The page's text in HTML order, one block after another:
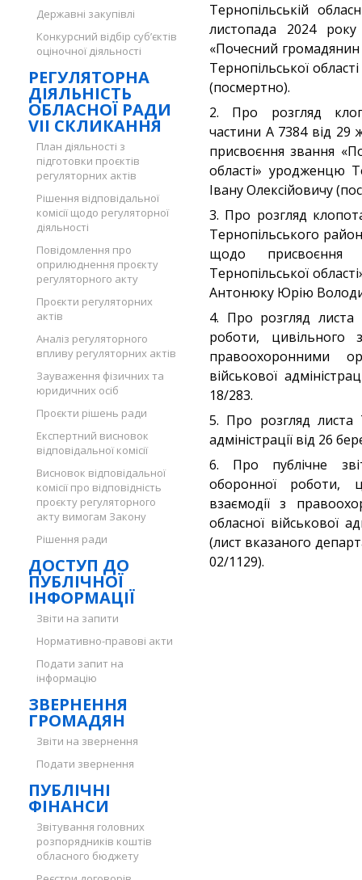
Державні закупівлі
Конкурсний відбір суб’єктів
оціночної діяльності
РЕГУЛЯТОРНА
ДІЯЛЬНІСТЬ
ОБЛАСНОЇ РАДИ
VII СКЛИКАННЯ
План діяльності з
підготовки проєктів
регуляторних актів
Рішення відповідальної
комісії щодо регуляторної
діяльності
Повідомлення про
оприлюднення проєкту
регуляторного акту
Проєкти регуляторних
актів
Аналіз регуляторного
впливу регуляторних актів
Зауваження фізичних та
юридичних осіб
Проєкти рішень ради
Експертний висновок
відповідальної комісії
Висновок відповідальної
комісії про відповідність
проєкту регуляторного
акту вимогам Закону
Рішення ради
ДОСТУП ДО
ПУБЛІЧНОЇ
ІНФОРМАЦІЇ
Звіти на запити
Нормативно-правові акти
Подати запит на
інформацію
ЗВЕРНЕННЯ
ГРОМАДЯН
Звіти на звернення
Подати звернення
ПУБЛІЧНІ
ФІНАНСИ
Звітування головних
розпорядників коштів
обласного бюджету
Тернопільській
листопада 2024
«Почесний громадянин
Тернопільської
(посмертно).
2. Про розгляд
частини А 7384 від
присвоєння звання
області» уродженцю
Івану Олексійовичу
3. Про розгляд
Тернопільського
щодо присвоєння
Тернопільської
Антонюку Юрію
4. Про розгляд листа
роботи, цивільного
правоохоронними
військової
18/283.
5. Про розгляд листа
адміністрації від 26
6. Про публічне
оборонної роботи,
взаємодії з
обласної військової
(лист вказаного
02/1129).